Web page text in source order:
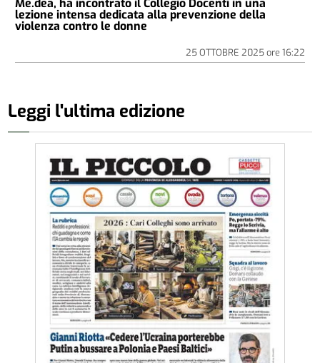
Me.dea, ha incontrato il Collegio Docenti in una
lezione intensa dedicata alla prevenzione della
violenza contro le donne
25 OTTOBRE 2025ore 16:22
Leggi l'ultima edizione